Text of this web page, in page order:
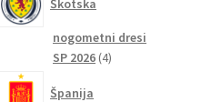
Škotska
nogometni dresi
SP 2026 44
Španija